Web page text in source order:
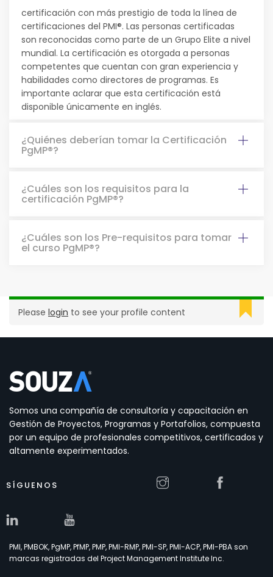
certificación con más prestigio de toda la línea de
certificaciones del PMI®. Las personas certificadas
son reconocidas como parte de un Grupo Elite a nivel
mundial. La certificación es otorgada a personas
competentes que cuentan con gran experiencia y
habilidades como directores de programas. Es
importante aclarar que esta certificación está
disponible únicamente en inglés.
¿Quiénes deberían tomar la Certificación
PgMP®?
¿Cuáles son los requisitos para la
certificación PgMP®?
¿Cuáles son los Pre-requisitos para tomar
el curso PgMP®?
Please login to see your profile content
Somos una compañía de consultoría y capacitación en
Gestión de Proyectos, Programas y Portafolios, compuesta
por un equipo de profesionales competitivos, certificados y
altamente experimentados.
SÍGUENOS
PMI, PMBOK, PgMP, PfMP, PMP, PMI-RMP, PMI-SP, PMI-ACP, PMI-PBA son
marcas registradas del Project Management Institute Inc.